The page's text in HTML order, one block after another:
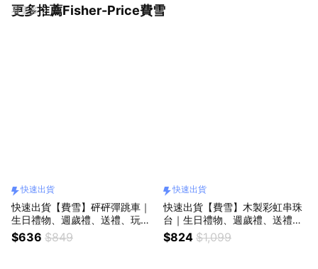
更多推薦Fisher-Price費雪
看更多
快速出貨
快速出貨【費雪】砰砰彈跳車｜
生日禮物、週歲禮、送禮、玩
具、奇哥代理、馬年吉祥、新年
快樂
$636 $849
快速出貨
快速出貨【費雪】木製彩虹串珠
台｜生日禮物、週歲禮、送禮、
玩具、奇哥代理
$824 $1,099